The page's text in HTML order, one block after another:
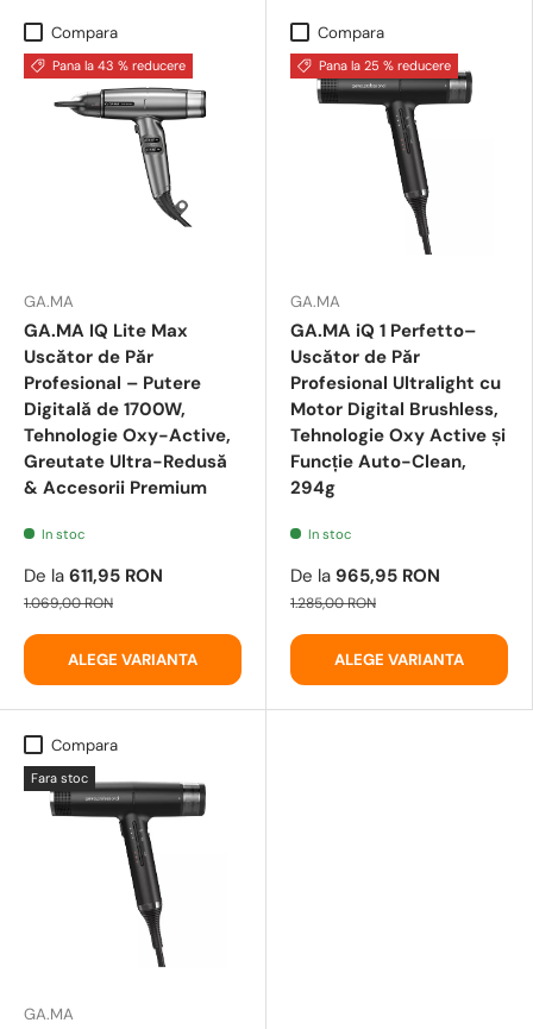
Compara
Pana la 43 % reducere
GA.MA
GA.MA IQ Lite Max
Uscător de Păr
Profesional – Putere
Digitală de 1700W,
Tehnologie Oxy-Active,
Greutate Ultra-Redusă
& Accesorii Premium
In stoc
De la 611,95 RON
1.069,00 RON
ALEGE VARIANTA
Compara
Pana la 25 % reducere
GA.MA
GA.MA iQ 1 Perfetto–
Uscător de Păr
Profesional Ultralight cu
Motor Digital Brushless,
Tehnologie Oxy Active și
Funcție Auto-Clean,
294g
In stoc
De la 965,95 RON
1.285,00 RON
ALEGE VARIANTA
Compara
Fara stoc
GA.MA